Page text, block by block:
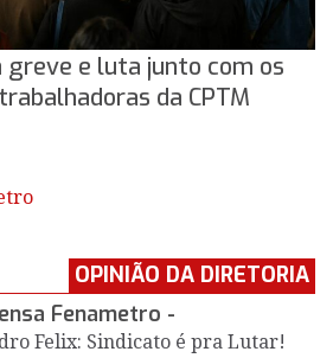
greve e luta junto com os
da CPTM
OPINIÃO DA DIRETORIA
Fenametro -
Felix: Sindicato é pra Lutar!